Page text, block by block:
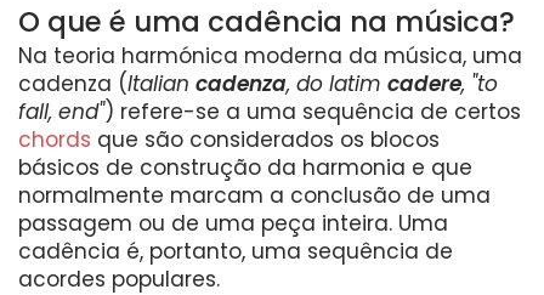
O que é uma cadência na música?
Na teoria harmónica moderna da música, uma
cadenza (Italian cadenza, do latim cadere, "to
fall, end") refere-se a uma sequência de certos
chords que são considerados os blocos
básicos de construção da harmonia e que
normalmente marcam a conclusão de uma
passagem ou de uma peça inteira. Uma
cadência é, portanto, uma sequência de
acordes populares.